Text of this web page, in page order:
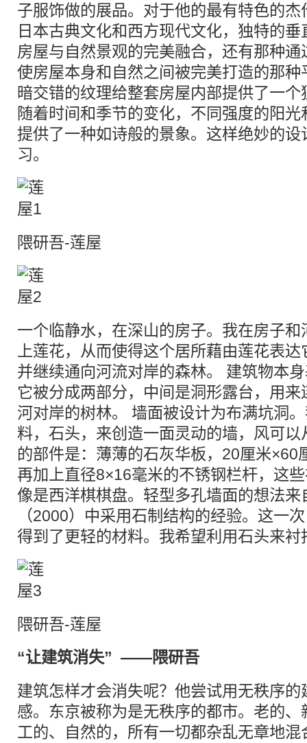
子服饰做的展品。对于他的最有特色的杰
日本古典文化和西方现代文化，独特的
房屋与自然景观的完美融合，还有那种
使房屋本身和自然之间被完美打造的那
暗交错的纹理给整套房屋内部提供了一
随着时间和季节的变化，不同强度的阳光
提供了一种如诗般的景象。这样绝妙的
习。
隈研吾-莲屋
一个临静水，在深山的房子。我在房子
上莲花，从而使得这个居所藉由莲花表
并继续通向河流对岸的森林。 建筑物本
它被分成两部分，中间是洞形露台，用
河对岸的树林。 墙面被设计为布满坑洞
料，石头，来创造一面灵动的墙，风可以
的部件是：薄薄的石灰华板，20厘米×60
再加上直径8×16毫米的不锈钢栏杆，这
像是西洋棋棋盘。轻型多孔墙面的想法来
（2000）中采用石制结构的经验。这一
得到了更轻的材料。我希望利用石头来
隈研吾-莲屋
“让建筑消失” ——隈研吾
建筑怎样才会消失呢？他尝试用无秩序
感。东京被称为是无秩序的都市。老的
工的、自然的，所有一切都杂乱无章地